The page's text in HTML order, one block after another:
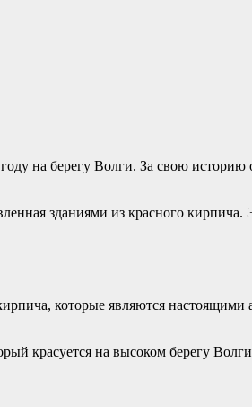
на берегу Волги. За свою
зданиями из красного
которые являются
красуется на высоком берегу